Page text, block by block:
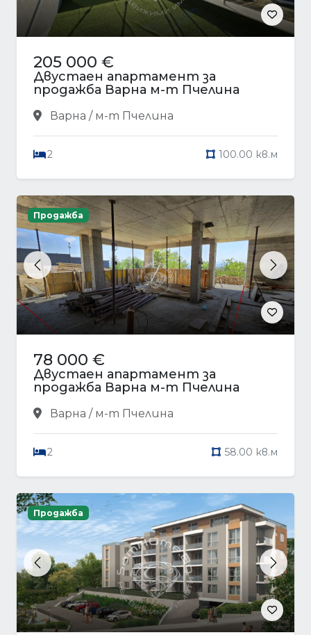
205 000 €
Двустаен апартамент за
продажба Варна м-т Пчелина
Варна / м-т Пчелина
2 100.00 кв.м
Previous Next
Продажба
78 000 €
Двустаен апартамент за
продажба Варна м-т Пчелина
Варна / м-т Пчелина
2 58.00 кв.м
Previous Next
Продажба